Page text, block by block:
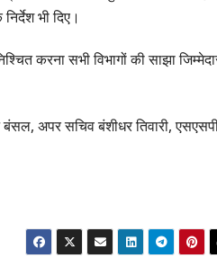
भी दिए।
करना सभी विभागों की साझा
अपर सचिव बंशीधर तिवारी,